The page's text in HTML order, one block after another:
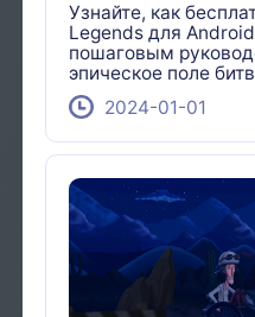
Узнайте, как
Legends для
пошаговым
эпическое поле
копейки.
2024-01-01